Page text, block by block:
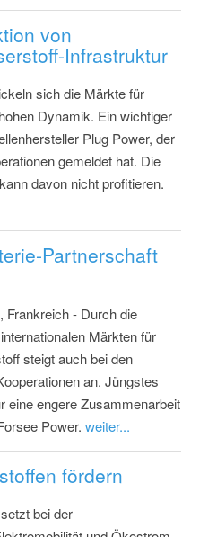
von
Infrastruktur
sich die Märkte für
Dynamik. Ein wichtiger
Plug Power, der
gemeldet hat. Die
davon nicht profitieren.
Partnerschaft
Frankreich - Durch die
Märkten für
steigt auch bei den
an. Jüngstes
eine engere Zusammenarbeit
Power. weiter...
fördern
bei der